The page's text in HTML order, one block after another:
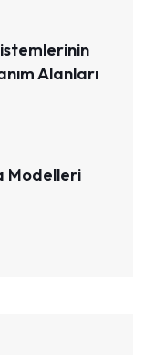
Alanları
Modelleri